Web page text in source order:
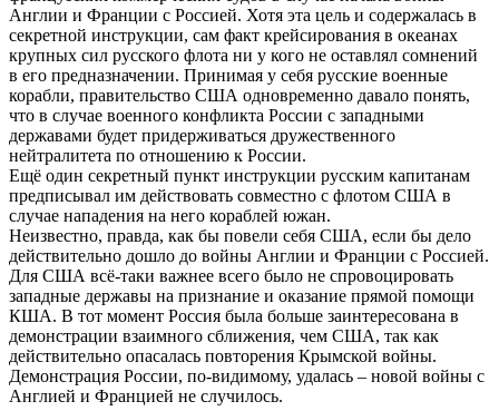
Англии и Франции с Россией. Хотя эта цель и содержалась в
секретной инструкции, сам факт крейсирования в океанах
крупных сил русского флота ни у кого не оставлял сомнений
в его предназначении. Принимая у себя русские военные
корабли, правительство США одновременно давало понять,
что в случае военного конфликта России с западными
державами будет придерживаться дружественного
нейтралитета по отношению к России.
Ещё один секретный пункт инструкции русским капитанам
предписывал им действовать совместно с флотом США в
случае нападения на него кораблей южан.
Неизвестно, правда, как бы повели себя США, если бы дело
действительно дошло до войны Англии и Франции с Россией.
Для США всё-таки важнее всего было не спровоцировать
западные державы на признание и оказание прямой помощи
КША. В тот момент Россия была больше заинтересована в
демонстрации взаимного сближения, чем США, так как
действительно опасалась повторения Крымской войны.
Демонстрация России, по-видимому, удалась – новой войны с
Англией и Францией не случилось.